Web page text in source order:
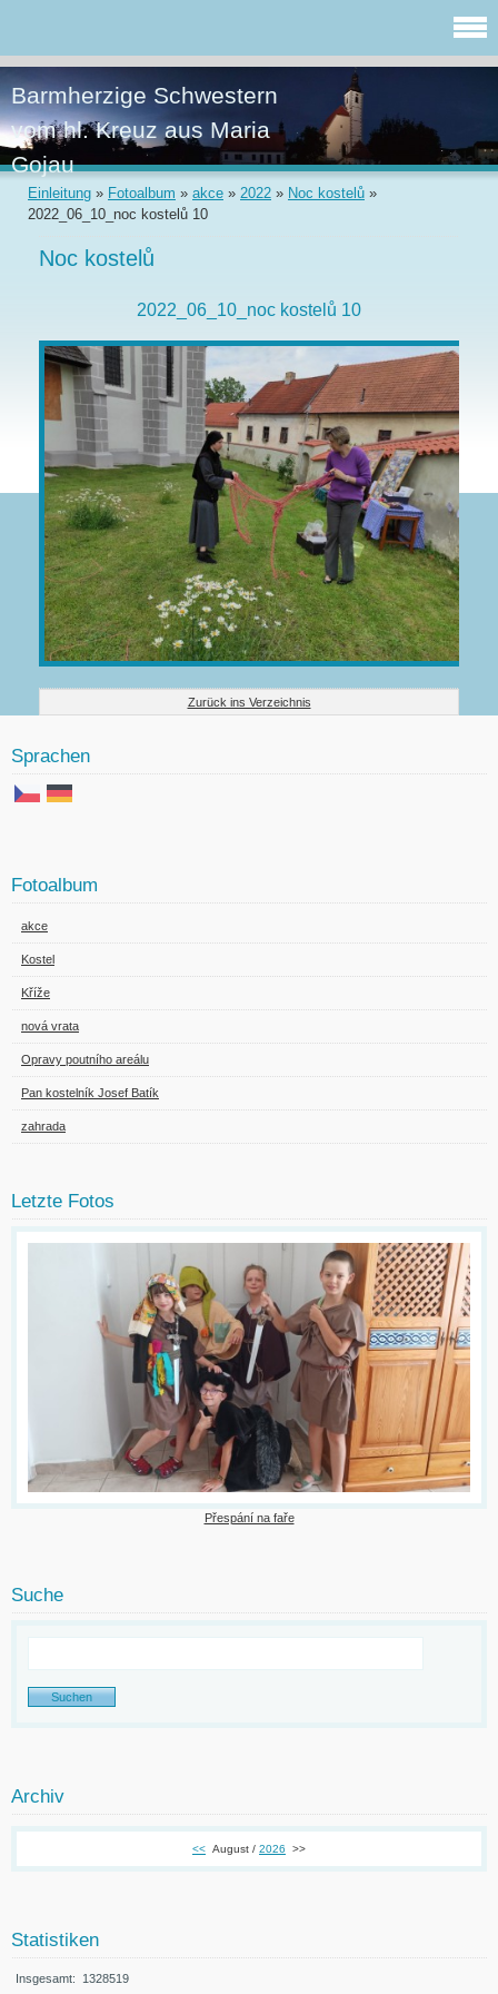
Barmherzige Schwestern
vom hl. Kreuz aus Maria
Gojau
Einleitung » Fotoalbum » akce » 2022 » Noc kostelů »
2022_06_10_noc kostelů 10
Noc kostelů
2022_06_10_noc kostelů 10
Zurück ins Verzeichnis
Sprachen
Fotoalbum
akce
Kostel
Kříže
nová vrata
Opravy poutního areálu
Pan kostelník Josef Batík
zahrada
Letzte Fotos
Přespání na faře
Suche
Archiv
<< August / 2026 >>
Statistiken
Insgesamt: 1328519